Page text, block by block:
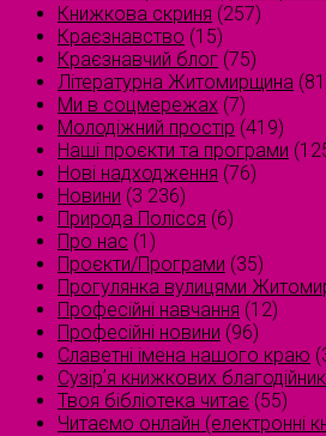
Книжкова скриня (257)
Краєзнавство (15)
Краєзнавчий блог (75)
Літературна Житомирщина
Ми в соцмережах (7)
Молодіжний простір (419)
Наші проєкти та програми
Нові надходження (76)
Новини (3 236)
Природа Полісся (6)
Про нас (1)
Проєкти/Програми (35)
Прогулянка вулицями
Професійні навчання (12)
Професійні новини (96)
Славетні імена нашого краю
Сузірʼя книжкових
Твоя бібліотека читає (55)
Читаємо онлайн (електронні